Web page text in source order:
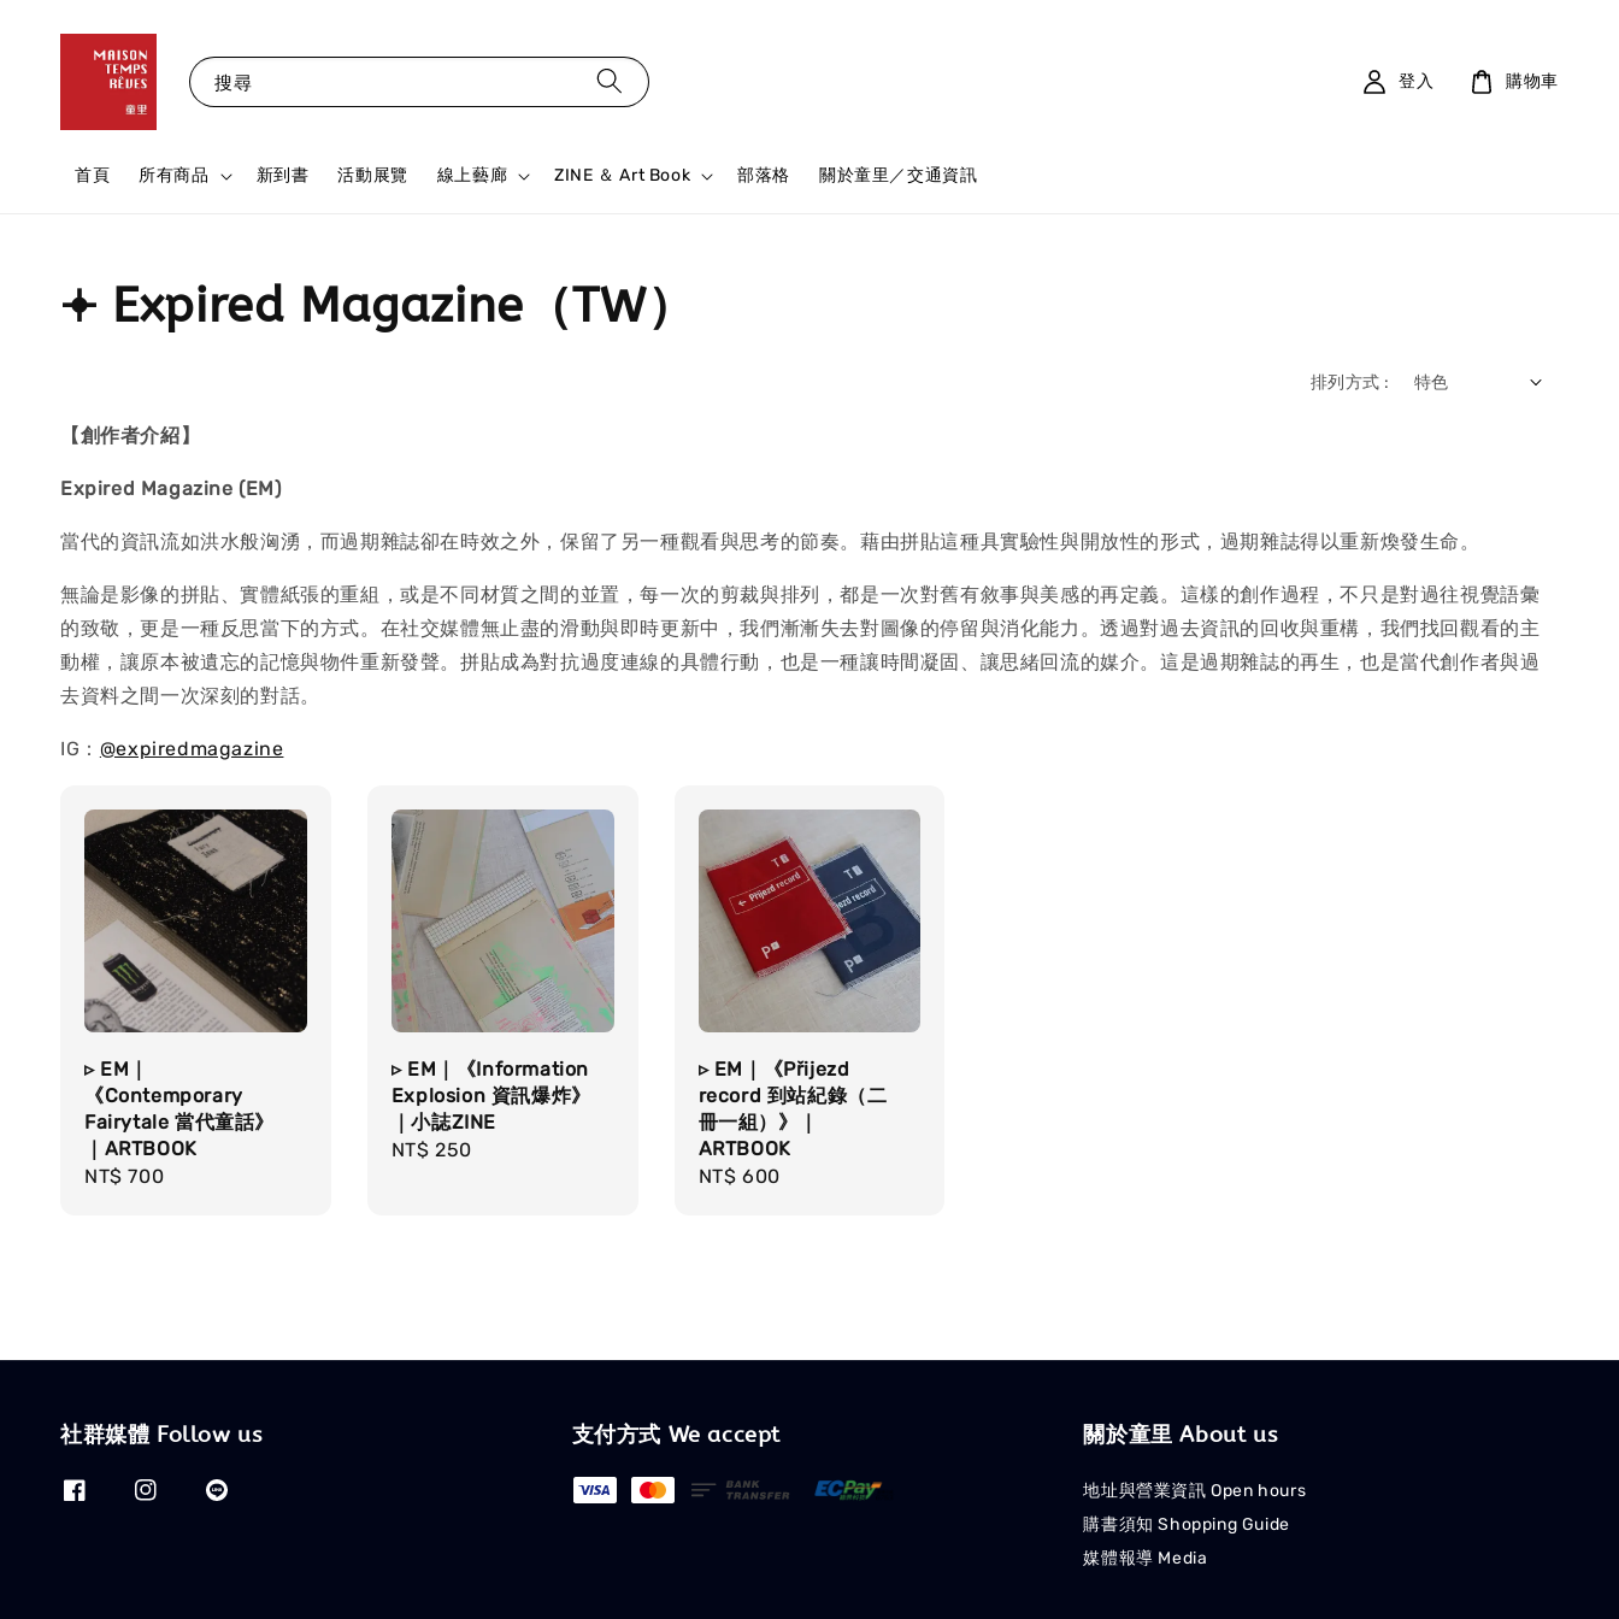
搜尋
首頁 所有商品 新到書 活動展覽 線上藝廊 ZINE ＆ Art Book 部落格 關於童里／交通資訊
登入 購物車
𖥔 Expired Magazine（TW）
排列方式 :
【創作者介紹】
Expired Magazine (EM)
當代的資訊流如洪水般洶湧，而過期雜誌卻在時效之外，保留了另一種觀看與思考的節奏。 藉由拼貼這種具實驗性與開放性的形式，過期雜誌得以重新煥發生命。
無論是影像的拼貼、實體紙張的重組，或是不同材質之間的並置，每一次的剪裁與排列，都是一次對舊有敘事與美感的再定義。這樣的創作過程，不只是對過往視覺語彙
的致敬，更是一種反思當下的方式。在社交媒體無止盡的滑動與即時更新中，我們漸漸失去對圖像的停留與消化能力。透過對過去資訊的回收與重構，我們找回觀看的主
動權，讓原本被遺忘的記憶與物件重新發聲。拼貼成為對抗過度連線的具體行動，也是一種讓時間凝固、讓思緒回流的媒介。這是過期雜誌的再生，也是當代創作者與過
去資料之間一次深刻的對話。
IG： @expiredmagazine
▹ EM｜
《Contemporary
Fairytale 當代童話》
｜ARTBOOK
Regular
NT$ 700
▹ EM｜《Information
Explosion 資訊爆炸》
｜小誌ZINE
Regular
NT$ 250
▹ EM｜《Přijezd
record 到站紀錄（二
冊一組）》｜
ARTBOOK
Regular
NT$ 600
社群媒體 Follow us 支付方式 We accept 關於童里 About us
地址與營業資訊 Open hours
購書須知 Shopping Guide
媒體報導 Media